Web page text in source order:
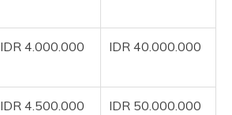
IDR 4.000.000 IDR 40.000.000
IDR 4.500.000 IDR 50.000.000